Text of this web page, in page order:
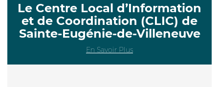
Le Centre Local d’Information
et de Coordination (CLIC) de
Sainte-Eugénie-de-Villeneuve
En Savoir Plus